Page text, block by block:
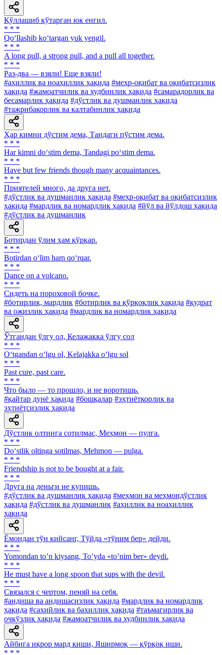
Қўллашиб кўтарган юк енгил.
* * *
Qo‘llashib ko‘targan yuk yengil.
* * *
A long pull, a strong pull, and a pull all together.
* * *
Раз-два — взяли! Еще взяли!
#аҳиллик ва ноаҳиллик ҳақида #меҳр-оқибат ва оқибатсизлик
ҳақида #жамоатчилик ва худбинлик ҳақида #самарадорлик ва
бесамарлик ҳақида #дўстлик ва душманлик ҳақида
#тажрибакорлик ва калтабинлик ҳақида
Ҳар кимни дўстим дема, Тандаги пўстим дема.
* * *
Har kimni do‘stim dema, Tandagi po‘stim dema.
* * *
Have but few friends though many acquaintances.
* * *
Приятелей много, да друга нет.
#дўстлик ва душманлик ҳақида #меҳр-оқибат ва оқибатсизлик
ҳақида #мардлик ва номардлик ҳақида #йўл ва йўлдош ҳақида
#дўстлик ва душманлик
Ботирдан ўлим ҳам қўрқар.
* * *
Botirdan o‘lim ham qo‘rqar.
* * *
Dance on a volcano.
* * *
Сидеть на пороховой бочке.
#ботирлик, мардлик #ботирлик ва қўрқоқлик ҳақида #қудрат
ва ожизлик ҳақида #мардлик ва номардлик ҳақида
Ўтгандан ўлгу ол, Келажакка ўлгу сол
* * *
O‘tgandan o‘lgu ol, Kelajakka o‘lgu sol
* * *
Past cure, past care.
* * *
Что было — то прошло, и не воротишь.
#қайтар дунё ҳақида #бошқалар #эҳтиёткорлик ва
эҳтиётсизлик ҳақида
Дўстлик олтинга сотилмас, Меҳмон — пулга.
* * *
Do‘stlik oltinga sotilmas, Mehmon — pulga.
* * *
Friendship is not to be bought at a fair.
* * *
Друга на деньги не купишь.
#дўстлик ва душманлик ҳақида #меҳмон ва меҳмондўстлик
ҳақида #дўстлик ва душманлик #аҳиллик ва ноаҳиллик
ҳақида
Ёмондан тўн кийсанг, Тўйда «тўним бер» дейди.
* * *
Yomondan toʼn kiysang, Toʼyda «toʼnim ber» deydi.
* * *
Не must have a long spoon that sups with the devil.
* * *
Связался с чертом, пеняй на себя.
#андиша ва андишасизлик ҳақида #мардлик ва номардлик
ҳақида #сахийлик ва бахиллик ҳақида #таъмагирлик ва
очкўзлик ҳақида #жамоатчилик ва худбинлик ҳақида
Айбига иқрор мард киши, Яширмоқ — қўрқоқ иши.
* * *